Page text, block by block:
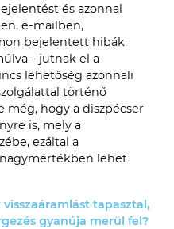
és azonnal
e-mailben,
bejelentett hibák
- jutnak el a
lehetőség azonnali
történő
még, hogy a diszpécser
is, mely a
ezáltal a
lehet
tapasztal,
gyanúja merül fel?